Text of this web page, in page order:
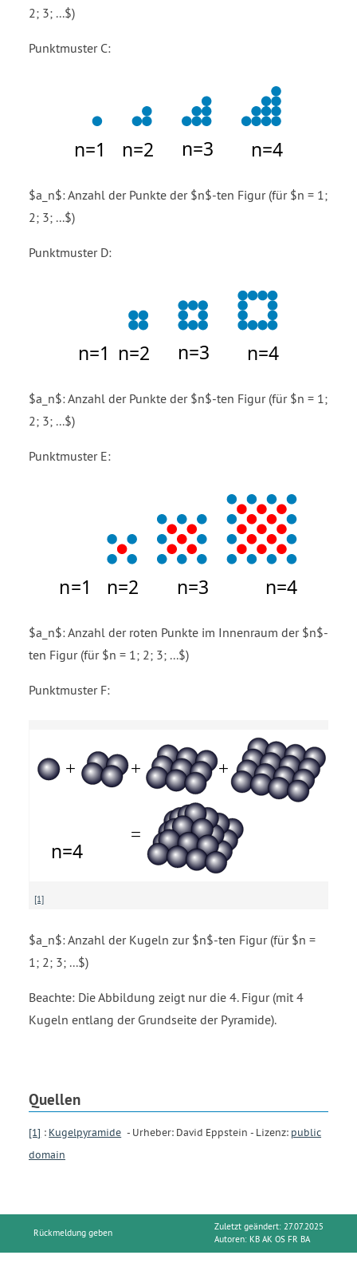
2; 3; ...$)
Punktmuster C:
$a_n$: Anzahl der Punkte der $n$-ten Figur (für $n = 1;
2; 3; ...$)
Punktmuster D:
$a_n$: Anzahl der Punkte der $n$-ten Figur (für $n = 1;
2; 3; ...$)
Punktmuster E:
$a_n$: Anzahl der roten Punkte im Innenraum der $n$-
ten Figur (für $n = 1; 2; 3; ...$)
Punktmuster F:
[1]
$a_n$: Anzahl der Kugeln zur $n$-ten Figur (für $n =
1; 2; 3; ...$)
Beachte: Die Abbildung zeigt nur die 4. Figur (mit 4
Kugeln entlang der Grundseite der Pyramide).
Quellen
[1] : Kugelpyramide - Urheber: David Eppstein - Lizenz: public
domain
Rückmeldung geben
Zuletzt geändert: 27.07.2025
Autoren: KB AK OS FR BA